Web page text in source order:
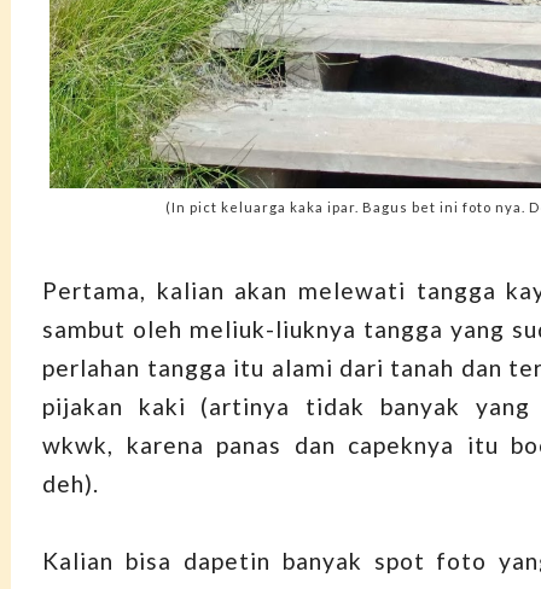
(In pict keluarga kaka ipar. Bagus bet ini foto nya.
Pertama, kalian akan melewati tangga
sambut oleh meliuk-liuknya tangga yang
perlahan tangga itu alami dari tanah dan
pijakan kaki (artinya tidak banyak yang
wkwk, karena panas dan capeknya itu
deh).
Kalian bisa dapetin banyak spot foto